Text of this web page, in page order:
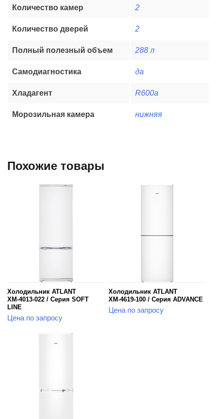
Количество камер 2
Количество дверей 2
Полный полезный объем 288 л
Самодиагностика да
Хладагент R600a
Морозильная камера нижняя
Похожие товары
Холодильник ATLANT
ХМ-4013-022 / Серия SOFT
LINE
Цена по запросу
Холодильник ATLANT
ХМ-4619-100 / Серия ADVANCE
Цена по запросу